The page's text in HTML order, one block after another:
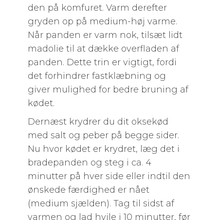
den på komfuret. Varm derefter
gryden op på medium-høj varme.
Når panden er varm nok, tilsæt lidt
madolie til at dække overfladen af
panden. Dette trin er vigtigt, fordi
det forhindrer fastklæbning og
giver mulighed for bedre bruning af
kødet.
Dernæst krydrer du dit oksekød
med salt og peber på begge sider.
Nu hvor kødet er krydret, læg det i
bradepanden og steg i ca. 4
minutter på hver side eller indtil den
ønskede færdighed er nået
(medium sjælden). Tag til sidst af
varmen og lad hvile i 10 minutter, før